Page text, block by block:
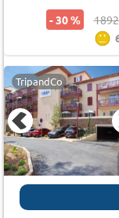
- 30 %
TripandCo